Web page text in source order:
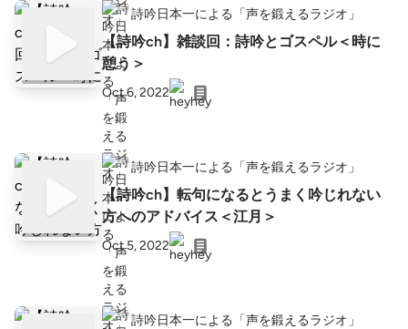
詩吟日本一による「声を鍛えるラジオ」
【詩吟ch】雑談回：詩吟とゴスペル＜時に
憩う＞
Oct 6, 2022
詩吟日本一による「声を鍛えるラジオ」
【詩吟ch】転句になるとうまく吟じれない
方へのアドバイス＜江月＞
Oct 5, 2022
詩吟日本一による「声を鍛えるラジオ」